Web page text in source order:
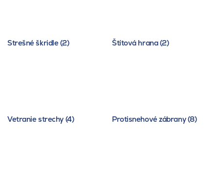
Strešné škridle (2) Štítová hrana (2)
Vetranie strechy (4) Protisnehové zábrany (8)